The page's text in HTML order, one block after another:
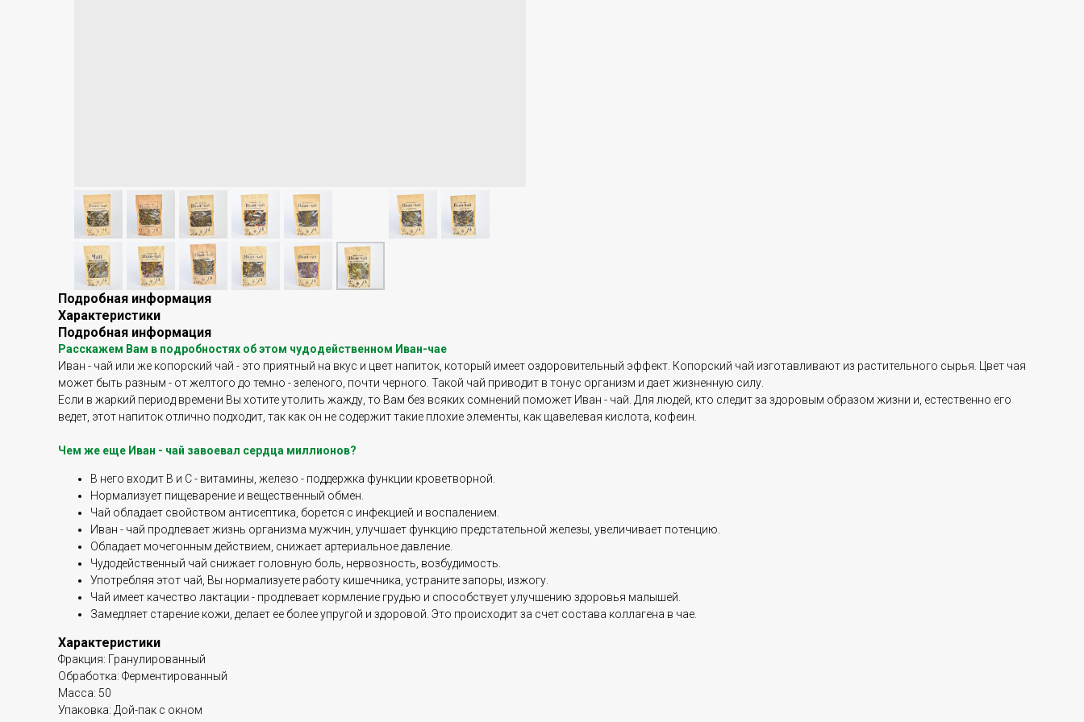
Подробная информация
Характеристики
Подробная информация
Расскажем Вам в подробностях об этом чудодейственном Иван-чае
Иван - чай или же копорский чай - это приятный на вкус и цвет напиток, который имеет оздоровительный эффект. Копорский чай изготавливают из растительного сырья. Цвет чая
может быть разным - от желтого до темно - зеленого, почти черного. Такой чай приводит в тонус организм и дает жизненную силу.
Если в жаркий период времени Вы хотите утолить жажду, то Вам без всяких сомнений поможет Иван - чай. Для людей, кто следит за здоровым образом жизни и, естественно его
ведет, этот напиток отлично подходит, так как он не содержит такие плохие элементы, как щавелевая кислота, кофеин.
Чем же еще Иван - чай завоевал сердца миллионов?
В него входит В и С - витамины, железо - поддержка функции кроветворной.
Нормализует пищеварение и вещественный обмен.
Чай обладает свойством антисептика, борется с инфекцией и воспалением.
Иван - чай продлевает жизнь организма мужчин, улучшает функцию предстательной железы, увеличивает потенцию.
Обладает мочегонным действием, снижает артериальное давление.
Чудодейственный чай снижает головную боль, нервозность, возбудимость.
Употребляя этот чай, Вы нормализуете работу кишечника, устраните запоры, изжогу.
Чай имеет качество лактации - продлевает кормление грудью и способствует улучшению здоровья малышей.
Замедляет старение кожи, делает ее более упругой и здоровой. Это происходит за счет состава коллагена в чае.
Характеристики
Фракция: Гранулированный
Обработка: Ферментированный
Масса: 50
Упаковка: Дой-пак с окном